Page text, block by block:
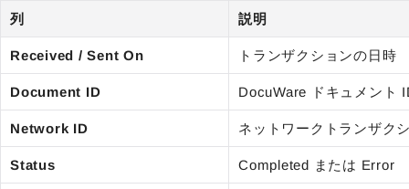
列 説明
Received / Sent On トランザクションの日時
Document ID DocuWare ドキュメント
Network ID ネットワークトランザク
Status Completed または Error